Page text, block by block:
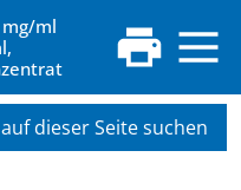
ml
auf dieser Seite suchen